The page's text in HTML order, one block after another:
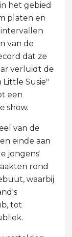
het gebied
platen en
van de
dat ze
verluidt de
Susie"
een
show.
van de
einde aan
jongens'
rond
waarbij
tot